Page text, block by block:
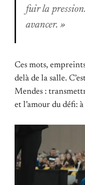
fuir la
avancer. »
Ces mots,
delà de la salle.
Mendes :
et l’amour du défi: